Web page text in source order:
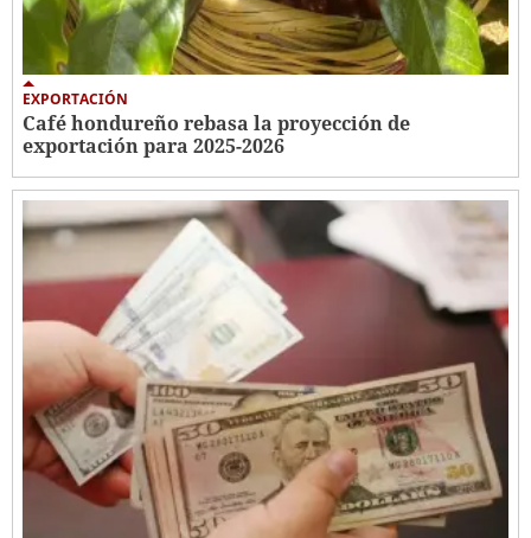
EXPORTACIÓN
Café hondureño rebasa la proyección de
exportación para 2025-2026